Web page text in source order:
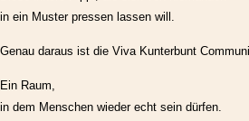
in ein Muster pressen lassen will.
Genau daraus ist die Viva Kunterbunt
Ein Raum,
in dem Menschen wieder echt sein dürfen.